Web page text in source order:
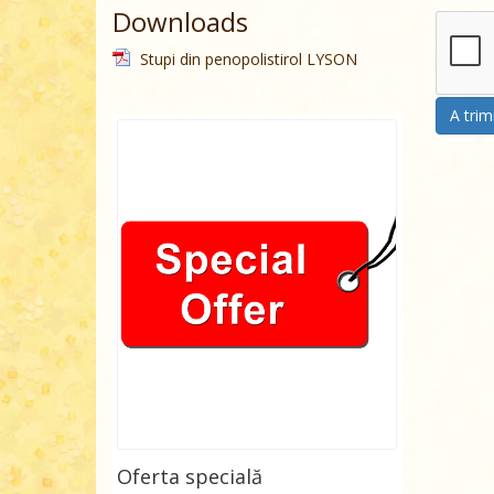
A
Downloads
Stupi din penopolistirol LYSON
Oferta specială